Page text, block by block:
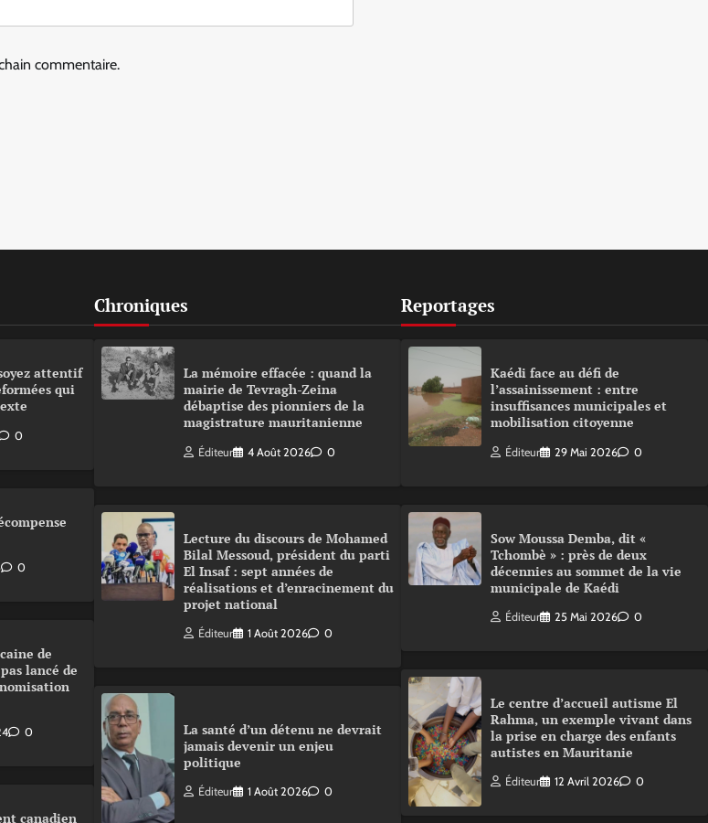
commentaire.
attentif
qui
0
0
de
lancé de
0
canadien
Chroniques
La mémoire effacée : quand la
mairie de Tevragh-Zeina
débaptise des pionniers de la
magistrature mauritanienne
Éditeur 4 Août 2026 0
Lecture du discours de Mohamed
Bilal Messoud, président du parti
El Insaf : sept années de
réalisations et d’enracinement du
projet national
Éditeur 1 Août 2026 0
La santé d’un détenu ne devrait
jamais devenir un enjeu
politique
Éditeur 1 Août 2026 0
Reportages
Kaédi face au défi de
l’assainissement : entre
insuffisances municipales et
mobilisation citoyenne
Éditeur 29 Mai 2026 0
Sow Moussa Demba, dit «
Tchombè » : près de deux
décennies au sommet de la vie
municipale de Kaédi
Éditeur 25 Mai 2026 0
Le centre d’accueil autisme El
Rahma, un exemple vivant dans
la prise en charge des enfants
autistes en Mauritanie
Éditeur 12 Avril 2026 0